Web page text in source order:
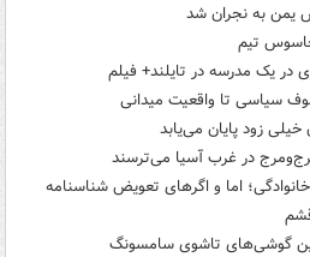
یمن به نجران شد
تیم
سیاسی تا واقعیت میدانی
زود پایان می‌یابد
در غرب آسیا می‌ترسند
اما و اگرهای تعویض شناسنامه
گوشی‌های تاشوی سامسونگ